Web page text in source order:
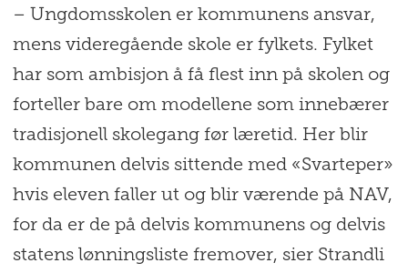
arbeid med læretid i en bedrift.
0+4: 0 år på skolen, 4 år i lære (full
opplæring i bedrift)
Her går eleven direkte ut i lære og
fylkeskommunen har ikke lenger ansvar
for opplæringen. Læretiden er da på fire
år, hvor lærlingen lærer alle aspekter av
yrket direkte i arbeidslivet. Det kreves at
– Ungdomsskolen er kommunens ansvar,
mens videregående skole er fylkets. Fylket
har som ambisjon å få flest inn på skolen og
forteller bare om modellene som innebærer
tradisjonell skolegang før læretid. Her blir
kommunen delvis sittende med «Svarteper»
hvis eleven faller ut og blir værende på NAV,
for da er de på delvis kommunens og delvis
statens lønningsliste fremover, sier Strandli